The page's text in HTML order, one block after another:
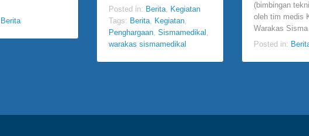
Berita
Posted in: Berita Kegiatan
Tags: Berita Kegiatan
Penghargaan Sismamedikal
warakas sismamedikal
(bimbingan
oleh tim medis
Warakas
Posted in: